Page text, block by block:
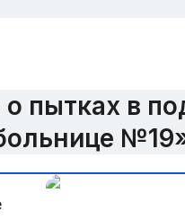
о пытках в